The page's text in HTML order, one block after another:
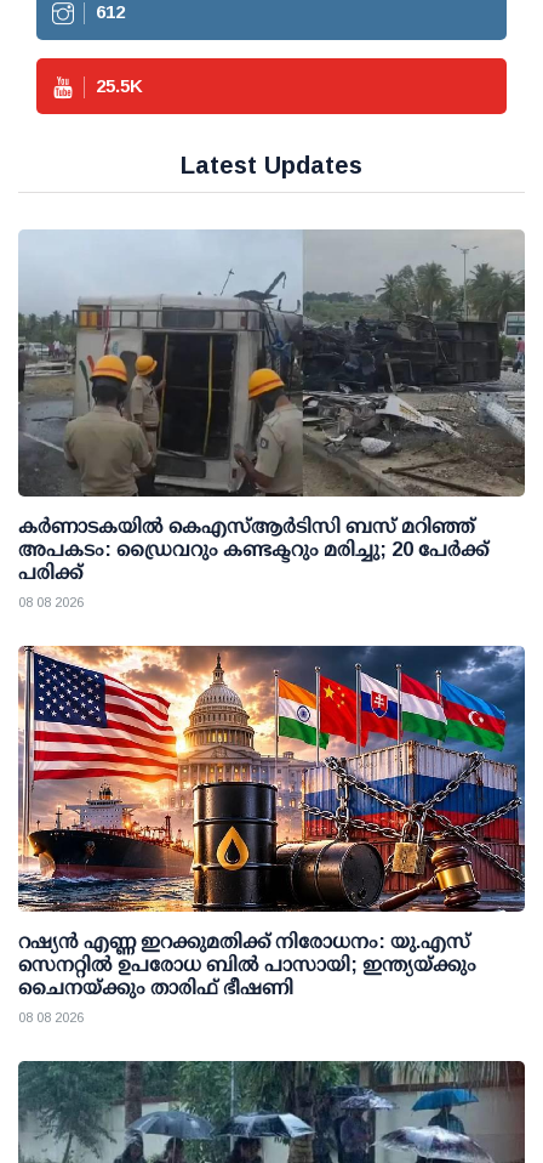
612
25.5K
Latest Updates
കര്‍ണാടകയില്‍ കെഎസ്ആര്‍ടിസി ബസ് മറിഞ്ഞ്
അപകടം: ഡ്രൈവറും കണ്ടക്ടറും മരിച്ചു; 20 പേര്‍ക്ക്
പരിക്ക്
08 08 2026
റഷ്യന്‍ എണ്ണ ഇറക്കുമതിക്ക് നിരോധനം: യു.എസ്
സെനറ്റില്‍ ഉപരോധ ബില്‍ പാസായി; ഇന്ത്യയ്ക്കും
ചൈനയ്ക്കും താരിഫ് ഭീഷണി
08 08 2026